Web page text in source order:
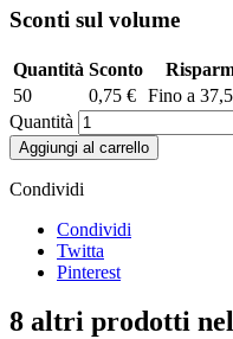
Sconti sul volume
Quantità Sconto
50
0,75 € Fino a
Quantità
Aggiungi al carrello
Condividi
Condividi
Twitta
Pinterest
8 altri prodotti